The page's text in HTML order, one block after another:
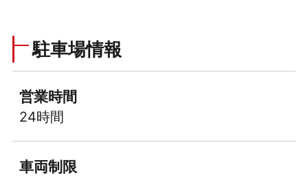
駐車場情報
営業時間
24時間
車両制限